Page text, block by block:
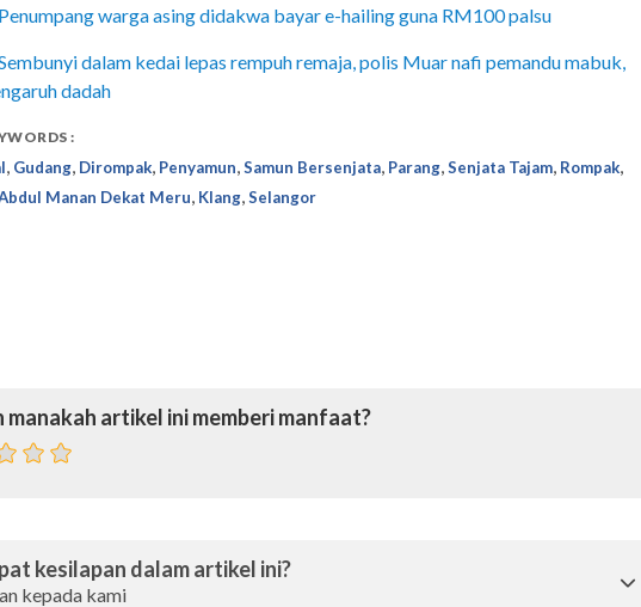
warga asing didakwa bayar e-hailing guna RM100 palsu
dalam kedai lepas rempuh remaja, polis Muar nafi pemandu mabuk,
dadah
:
Gudang Dirompak Penyamun Samun Bersenjata Parang Senjata Tajam Rompak
Manan Dekat Meru Klang Selangor
manakah artikel ini memberi manfaat?
kesilapan dalam artikel ini?
kepada kami